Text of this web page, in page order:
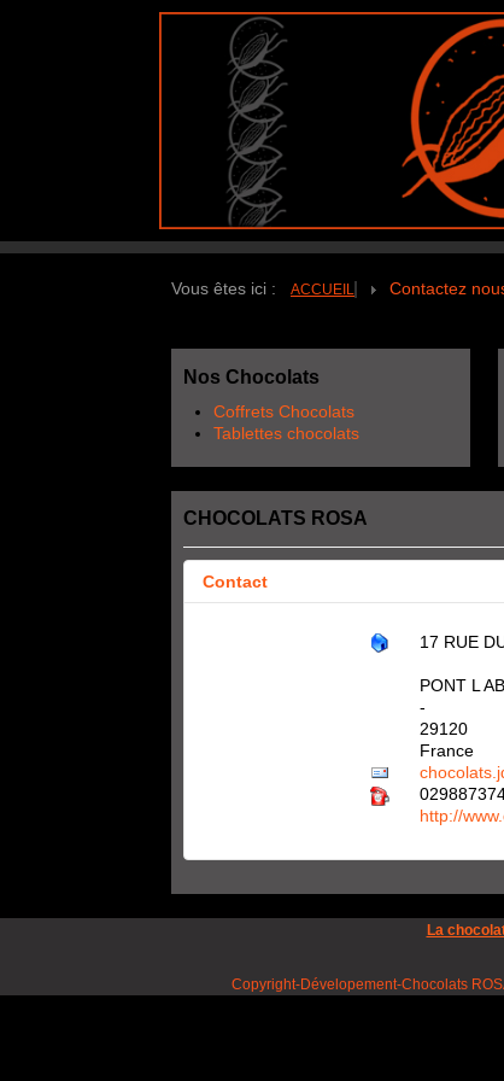
Vous êtes ici : ACCUEIL Contactez
Nos Chocolats
Coffrets Chocolats
Tablettes chocolats
CHOCOLATS ROSA
Contact
17 RUE
PONT L
-
29120
France
http://
La
Copyright-Dévelopement-Chocolats